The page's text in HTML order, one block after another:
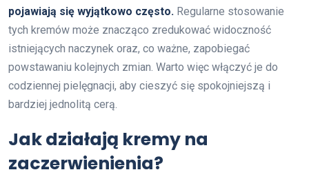
pojawiają się wyjątkowo często. Regularne stosowanie
tych kremów może znacząco zredukować widoczność
istniejących naczynek oraz, co ważne, zapobiegać
powstawaniu kolejnych zmian. Warto więc włączyć je do
codziennej pielęgnacji, aby cieszyć się spokojniejszą i
bardziej jednolitą cerą.
Jak działają kremy na
zaczerwienienia?